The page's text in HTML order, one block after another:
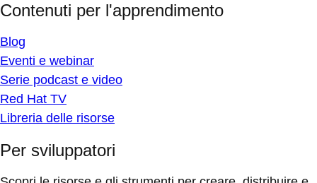
Contenuti per l'apprendimento
Blog
Eventi e webinar
Serie podcast e video
Red Hat TV
Libreria delle risorse
Per sviluppatori